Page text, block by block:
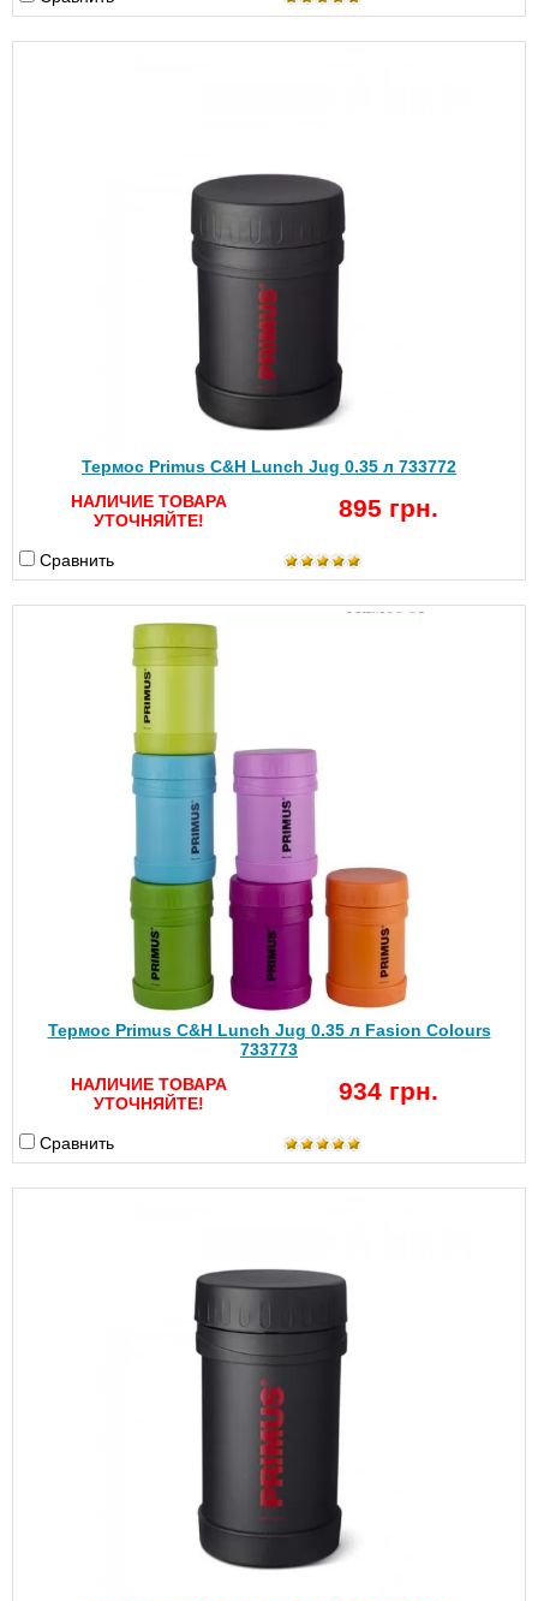
Термос Primus C&H Lunch Jug 0.35 л 733772
НАЛИЧИЕ ТОВАРА
УТОЧНЯЙТЕ!
895 грн.
Сравнить
Термос Primus C&H Lunch Jug 0.35 л Fasion Colours
733773
НАЛИЧИЕ ТОВАРА
УТОЧНЯЙТЕ!
934 грн.
Сравнить